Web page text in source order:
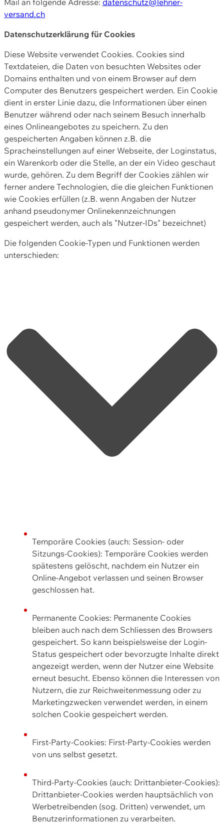
versand.ch
Datenschutzerklärung für Cookies
Diese Website verwendet Cookies. Cookies sind
Textdateien, die Daten von besuchten Websites oder
Domains enthalten und von einem Browser auf dem
Computer des Benutzers gespeichert werden. Ein Cookie
dient in erster Linie dazu, die Informationen über einen
Benutzer während oder nach seinem Besuch innerhalb
eines Onlineangebotes zu speichern. Zu den
gespeicherten Angaben können z.B. die
Spracheinstellungen auf einer Webseite, der Loginstatus,
ein Warenkorb oder die Stelle, an der ein Video geschaut
wurde, gehören. Zu dem Begriff der Cookies zählen wir
ferner andere Technologien, die die gleichen Funktionen
wie Cookies erfüllen (z.B. wenn Angaben der Nutzer
anhand pseudonymer Onlinekennzeichnungen
gespeichert werden, auch als "Nutzer-IDs" bezeichnet)
Die folgenden Cookie-Typen und Funktionen werden
unterschieden:
Temporäre Cookies (auch: Session- oder
Sitzungs-Cookies): Temporäre Cookies werden
spätestens gelöscht, nachdem ein Nutzer ein
Online-Angebot verlassen und seinen Browser
geschlossen hat.
Permanente Cookies: Permanente Cookies
bleiben auch nach dem Schliessen des Browsers
gespeichert. So kann beispielsweise der Login-
Status gespeichert oder bevorzugte Inhalte direkt
angezeigt werden, wenn der Nutzer eine Website
erneut besucht. Ebenso können die Interessen von
Nutzern, die zur Reichweitenmessung oder zu
Marketingzwecken verwendet werden, in einem
solchen Cookie gespeichert werden.
First-Party-Cookies: First-Party-Cookies werden
von uns selbst gesetzt.
Third-Party-Cookies (auch: Drittanbieter-Cookies):
Drittanbieter-Cookies werden hauptsächlich von
Werbetreibenden (sog. Dritten) verwendet, um
Benutzerinformationen zu verarbeiten.